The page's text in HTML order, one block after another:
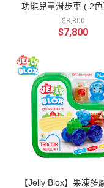
功能兒童滑步車 ( 2
$8,800
$7,800
【Jelly Blox】果凍多